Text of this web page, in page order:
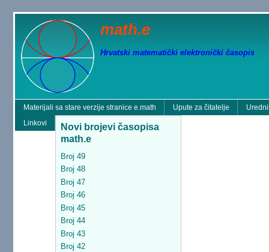
math.e
Hrvatski matematički elektronički časopis
Materijali sa stare verzije stranice e.math Upute za čitatelje
Linkovi
Novi brojevi časopisa
math.e
Broj 49
Broj 48
Broj 47
Broj 46
Broj 45
Broj 44
Broj 43
Broj 42